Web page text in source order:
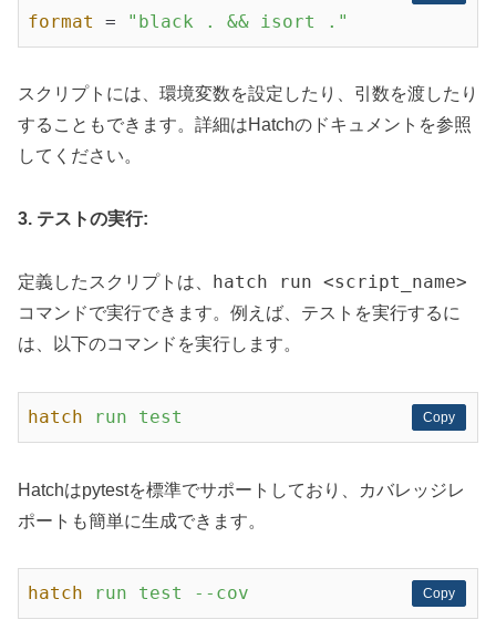
format
= "black . && isort ."
スクリプトには、環境変数を設定したり、引数を渡したり
することもできます。詳細はHatchのドキュメントを参照
してください。
3. テストの実行:
定義したスクリプトは、 hatch run <script_name>
コマンドで実行できます。例えば、テストを実行するに
は、以下のコマンドを実行します。
Copy
Copy
hatch run test
Hatchはpytestを標準でサポートしており、カバレッジレ
ポートも簡単に生成できます。
Copy
Copy
hatch run test --cov